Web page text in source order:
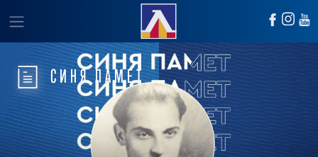
СИНЯ ПАМЕТ